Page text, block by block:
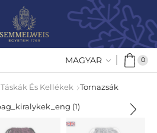
MAGYAR 0
Táskák És Kellékek Tornazsák